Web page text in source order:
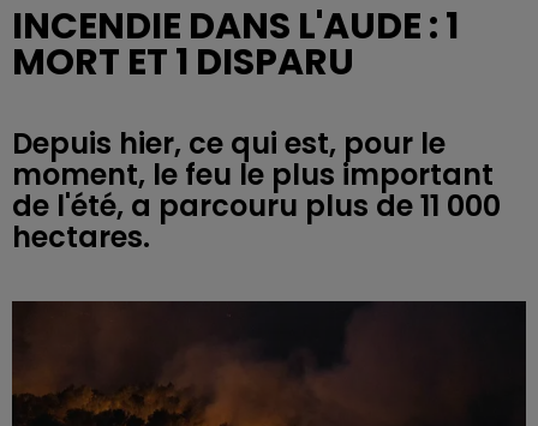
INCENDIE DANS L'AUDE : 1
MORT ET 1 DISPARU
Depuis hier, ce qui est, pour le
moment, le feu le plus important
de l'été, a parcouru plus de 11 000
hectares.